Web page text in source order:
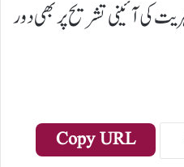
کی آئینی تشریح پر بھی دور
Copy URL